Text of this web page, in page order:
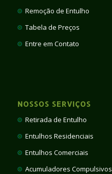
Remoção de Entulho
Tabela de Preços
Entre em Contato
NOSSOS SERVIÇOS
Retirada de Entulho
Entulhos Residenciais
Entulhos Comerciais
Acumuladores Compulsivos